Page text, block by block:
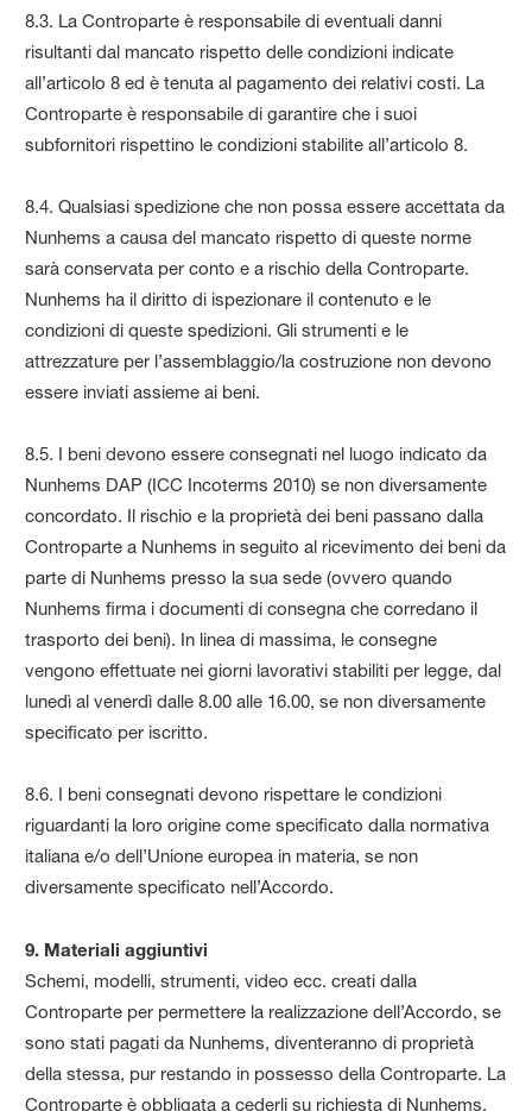
8.3. La Controparte è responsabile di eventuali danni
risultanti dal mancato rispetto delle condizioni indicate
all’articolo 8 ed è tenuta al pagamento dei relativi costi. La
Controparte è responsabile di garantire che i suoi
subfornitori rispettino le condizioni stabilite all’articolo 8.
8.4. Qualsiasi spedizione che non possa essere accettata da
Nunhems a causa del mancato rispetto di queste norme
sarà conservata per conto e a rischio della Controparte.
Nunhems ha il diritto di ispezionare il contenuto e le
condizioni di queste spedizioni. Gli strumenti e le
attrezzature per l’assemblaggio/la costruzione non devono
essere inviati assieme ai beni.
8.5. I beni devono essere consegnati nel luogo indicato da
Nunhems DAP (ICC Incoterms 2010) se non diversamente
concordato. Il rischio e la proprietà dei beni passano dalla
Controparte a Nunhems in seguito al ricevimento dei beni da
parte di Nunhems presso la sua sede (ovvero quando
Nunhems firma i documenti di consegna che corredano il
trasporto dei beni). In linea di massima, le consegne
vengono effettuate nei giorni lavorativi stabiliti per legge, dal
lunedì al venerdì dalle 8.00 alle 16.00, se non diversamente
specificato per iscritto.
8.6. I beni consegnati devono rispettare le condizioni
riguardanti la loro origine come specificato dalla normativa
italiana e/o dell’Unione europea in materia, se non
diversamente specificato nell’Accordo.
9. Materiali aggiuntivi
Schemi, modelli, strumenti, video ecc. creati dalla
Controparte per permettere la realizzazione dell’Accordo, se
sono stati pagati da Nunhems, diventeranno di proprietà
della stessa, pur restando in possesso della Controparte. La
Controparte è obbligata a cederli su richiesta di Nunhems.